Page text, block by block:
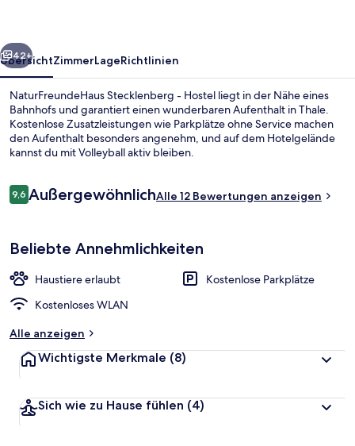
Weiter
42+
ÜbersichtZimmerLageRichtlinien
NaturFreundeHaus Stecklenberg - Hostel liegt in der Nähe eines
Bahnhofs und garantiert einen wunderbaren Aufenthalt in Thale.
Kostenlose Zusatzleistungen wie Parkplätze ohne Service machen
den Aufenthalt besonders angenehm, und auf dem Hotelgelände
kannst du mit Volleyball aktiv bleiben.
Bewertungen
9,69,6 von 10.
AußergewöhnlichAlle 12 Bewertungen anzeigen
Beliebte Annehmlichkeiten
Haustiere erlaubt
Kostenlose Parkplätze
Kostenloses WLAN
Alle anzeigen
Wichtigste Merkmale (8)
Sich wie zu Hause fühlen (4)